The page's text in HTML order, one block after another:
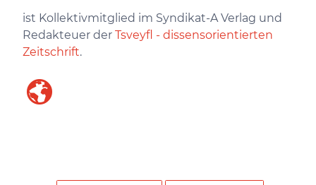
ist Kollektivmitglied im Syndikat-A Verlag und
Redakteuer der Tsveyfl - dissensorientierten
Zeitschrift.